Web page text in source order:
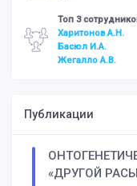
Топ 3
Харитонов А.Н.
Басюл И.А.
Жегалло А.В.
Публикации
«ДРУГОЙ